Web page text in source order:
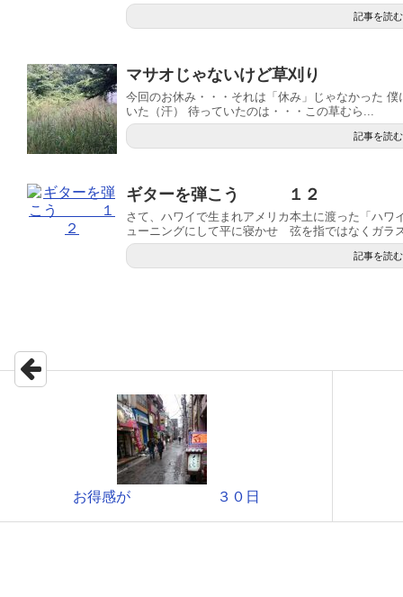
記事を読む
マサオじゃないけど草刈り
今回のお休み・・・それは「休み」じゃなかった
いた（汗） 待っていたのは・・・この草むら...
記事を読む
ギターを弾こう １２
さて、ハワイで生まれアメリカ本土に渡った「ハワ
ューニングにして平に寝かせ 弦を指ではなくガラ
記事を読む
お得感が ３０日